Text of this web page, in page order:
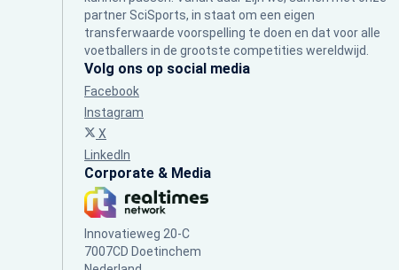
partner SciSports, in staat om een eigen
transferwaarde voorspelling te doen en dat voor alle
voetballers in de grootste competities wereldwijd.
Volg ons op social media
Facebook
Instagram
X
LinkedIn
Corporate & Media
Innovatieweg 20-C
7007CD Doetinchem